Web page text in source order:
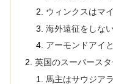
ウィンクスはマ
海外遠征をしな
アーモンドアイ
英国のスーパース
馬主はサウジア